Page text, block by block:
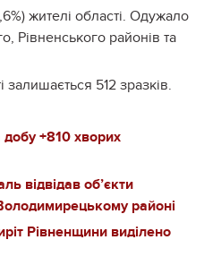
жителі області. Одужало
Рівненського районів та
залишається 512 зразків.
добу +810 хворих
відвідав об’єкти
районі
Рівненщини виділено